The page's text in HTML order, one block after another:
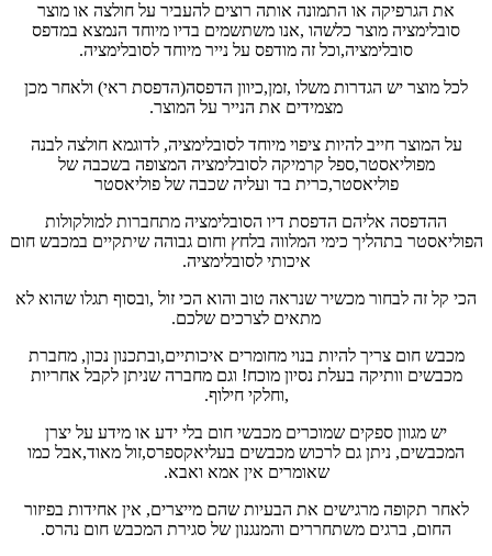
את הגרפיקה או התמונה אותה רוצים להעביר על חולצה או מוצר
סובלימציה מוצר כלשהו ,אנו משתשמים בדיו מיוחד הנמצא במדפס
סובלימציה,וכל זה מודפס על נייר מיוחד לסובלימציה.
לכל מוצר יש הגדרות משלו ,זמן,כיוון הדפסה(הדפסת ראי) ולאחר מכן
מצמידים את הנייר על המוצר.
על המוצר חייב להיות ציפוי מיוחד לסובלימציה, לדוגמא חולצה לבנה
מפוליאסטר,ספל קרמיקה לסובלימציה המצופה בשכבה של
פוליאסטר,כרית בד ועליה שכבה של פוליאסטר
ההדפסה אליהם הדפסת דיו הסובלימציה מתחברות למולקולות
הפוליאסטר בתהליך כימי המלווה בלחץ וחום גבוהה שיתקיים במכבש חום
איכותי לסובלימציה.
הכי קל זה לבחור מכשיר שנראה טוב והוא הכי זול ,ובסוף תגלו שהוא לא
מתאים לצרכים שלכם.
מכבש חום צריך להיות בנוי מחומרים איכותיים,ובתכנון נכון, מחברת
מכבשים וותיקה בעלת נסיון מוכח! וגם מחברה שניתן לקבל אחריות
,וחלקי חילוף.
יש מגוון ספקים שמוכרים מכבשי חום בלי ידע או מידע על יצרן
המכבשים, ניתן גם לרכוש מכבשים בעליאקספרס,זול מאוד,אבל כמו
שאומרים אין אמא ואבא.
לאחר תקופה מרגישים את הבעיות שהם מייצרים, אין אחידות בפיזור
החום, ברגים משתחררים והמנגנון של סגירת המכבש חום נהרס.